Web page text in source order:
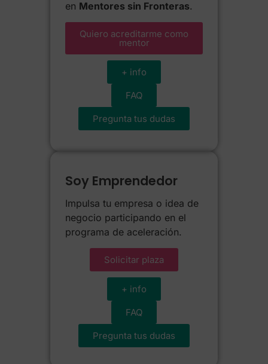
en Mentores sin Fronteras.
Quiero acreditarme como
mentor
+ info
FAQ
Pregunta tus dudas
Soy Emprendedor
Impulsa tu empresa o idea de
negocio participando en el
programa de aceleración.
Solicitar plaza
+ info
FAQ
Pregunta tus dudas